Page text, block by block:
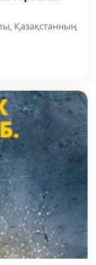
Қазақстанның